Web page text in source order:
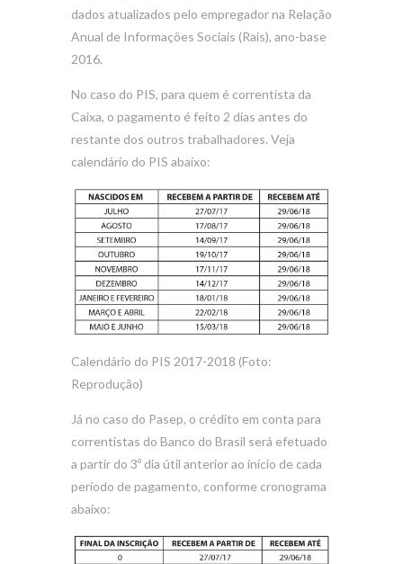
dados atualizados pelo empregador na Relação
Anual de Informações Sociais (Rais), ano-base
2016.
No caso do PIS, para quem é correntista da
Caixa, o pagamento é feito 2 dias antes do
restante dos outros trabalhadores. Veja
calendário do PIS abaixo:
Calendário do PIS 2017-2018 (Foto:
Reprodução)
Já no caso do Pasep, o crédito em conta para
correntistas do Banco do Brasil será efetuado
a partir do 3º dia útil anterior ao início de cada
período de pagamento, conforme cronograma
abaixo: